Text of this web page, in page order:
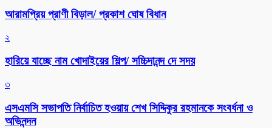
আরামপ্রিয় প্রাণী বিড়াল/ প্রকাশ ঘোষ বিধান
২
হারিয়ে যাচ্ছে নাম খোদাইয়ের শিল্প/ সচ্চিদানন্দ দে সদয়
৩
এসএমসি সভাপতি নির্বাচিত হওয়ায় শেখ সিদ্দিকুর রহমানকে সংবর্ধনা ও
অভিনন্দন